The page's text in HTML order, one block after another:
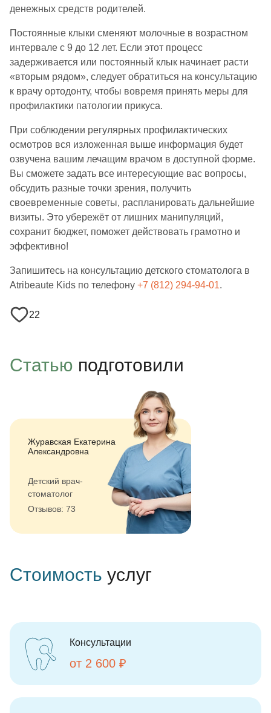
денежных средств родителей.
Постоянные клыки сменяют молочные в возрастном
интервале с 9 до 12 лет. Если этот процесс
задерживается или постоянный клык начинает расти
«вторым рядом», следует обратиться на консультацию
к врачу ортодонту, чтобы вовремя принять меры для
профилактики патологии прикуса.
При соблюдении регулярных профилактических
осмотров вся изложенная выше информация будет
озвучена вашим лечащим врачом в доступной форме.
Вы сможете задать все интересующие вас вопросы,
обсудить разные точки зрения, получить
своевременные советы, распланировать дальнейшие
визиты. Это убережёт от лишних манипуляций,
сохранит бюджет, поможет действовать грамотно и
эффективно!
Запишитесь на консультацию детского стоматолога в
Atribeaute Kids по телефону +7 (812) 294-94-01.
22
Статью подготовили
Журавская Екатерина
Александровна
Детский врач-
стоматолог
Отзывов: 73
Стоимость услуг
Консультации
от 2 600 ₽